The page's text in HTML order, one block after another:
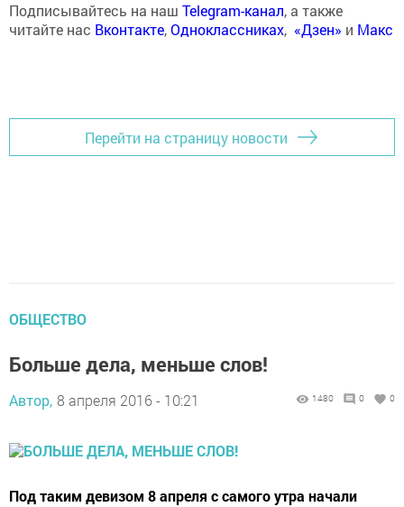
Подписывайтесь на наш Telegram-канал, а также
читайте нас Вконтакте,Одноклассниках, «Дзен» и Макс
Перейти на страницу новости
ОБЩЕСТВО
Больше дела, меньше слов!
Автор, 8 апреля 2016 - 10:21 1480 0 0
Под таким девизом 8 апреля с самого утра начали